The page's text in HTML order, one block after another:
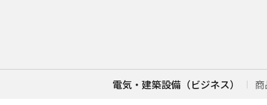
電気・建築設備（ビジネス）